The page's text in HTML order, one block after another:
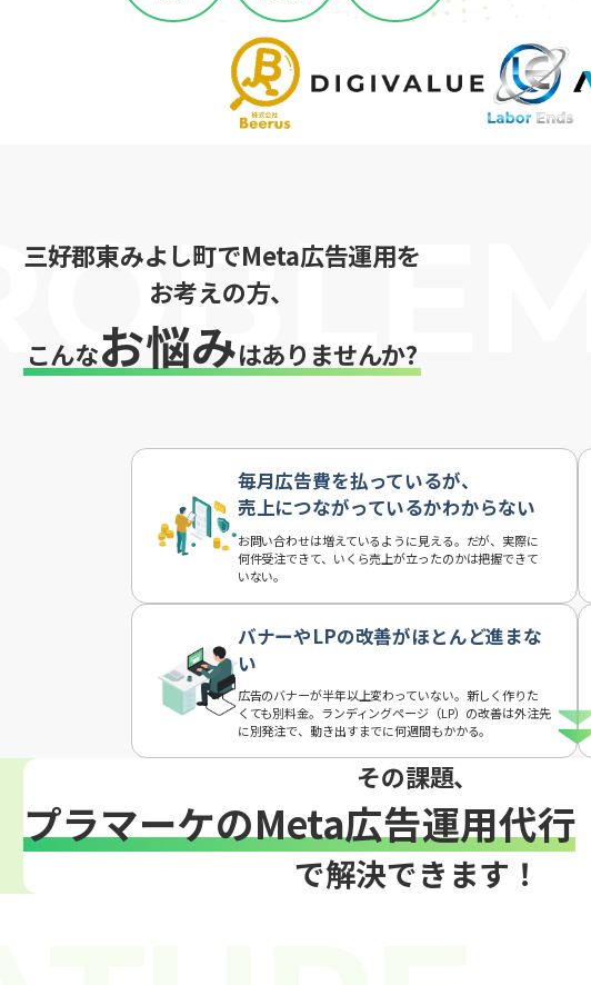
三好郡東みよし町でMeta広告運用を
お考えの方、
こんなお悩みはありませんか?
毎月広告費を払っているが、
売上につながっているかわからない
お問い合わせは増えているように見える。だが、実際に
何件受注できて、いくら売上が立ったのかは把握できて
いない。
バナーやLPの改善がほとんど進まな
い
広告のバナーが半年以上変わっていない。新しく作りた
くても別料金。ランディングページ（LP）の改善は外注先
に別発注で、動き出すまでに何週間もかかる。
その課題、
プラマーケのMeta広告運用代行
で解決できます！